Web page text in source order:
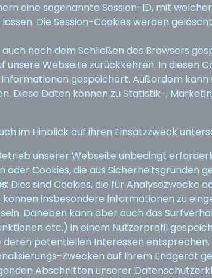
eine sogenannte Session-ID, mit
Die Session-Cookies werden
nach dem Schließen des Browsers
Webseite zurückkehren. In diesen
gespeichert. Außerdem kann
Diese Daten können zu Statistik-,
im Hinblick auf ihren Einsatzzweck
unserer Webseite unbedingt
Cookies, die aus Sicherheitsgründen
Dies sind Cookies, die für Analysezwecke
insbesondere Informationen zu
Daneben kann aber auch das
etc.) in einem Nutzerprofil
potentiellen Interessen entsprechen.
Zwecken auf Ihrem Endgerät
Abschnitten unserer